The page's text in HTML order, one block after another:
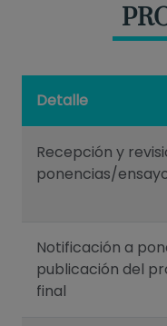
Detalle
Recepción y
ponencias/
Notificación a
publicación del
final